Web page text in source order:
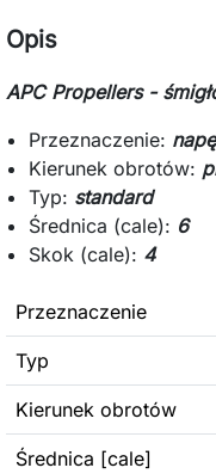
Opis
APC Propellers -
Przeznaczenie:
Kierunek obrotów:
Typ: standard
Średnica (cale): 6
Skok (cale): 4
Przeznaczenie
Typ
Kierunek obrotów
Średnica [cale]